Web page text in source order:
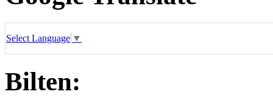
Select Language ▼
Bilten: